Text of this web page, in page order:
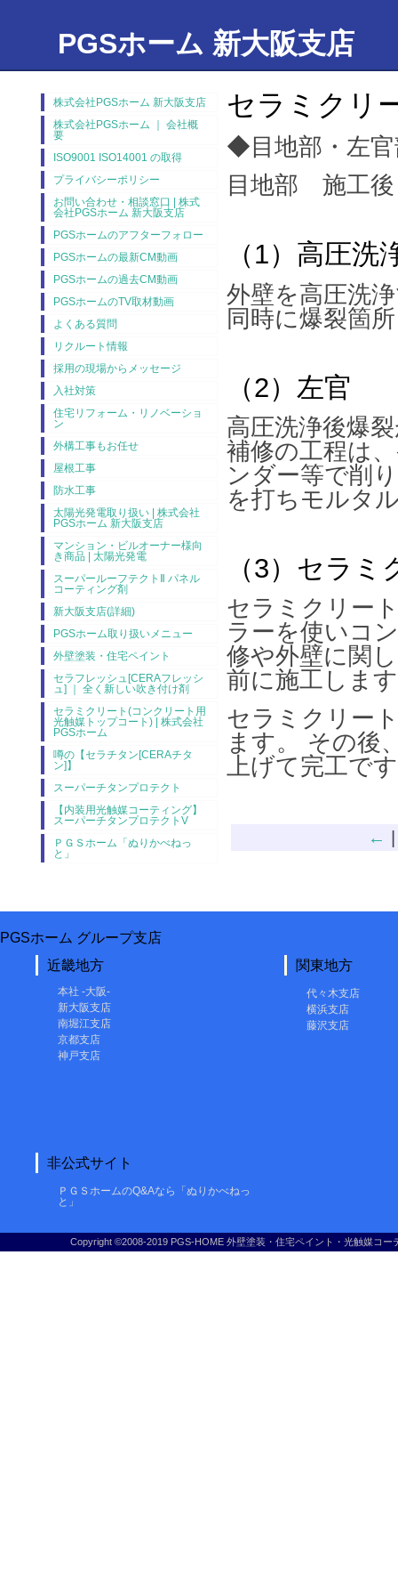
PGSホーム 新大阪支店
セラミクリ
◆目地部・左
目地部 施工後
（1）高圧洗
外壁を高圧洗
同時に爆裂箇
（2）左官
高圧洗浄後爆
補修の工程は
ンダー等で削
を打ちモルタ
（3）セラ
セラミクリー
ラーを使いコ
修や外壁に関
前に施工しま
セラミクリー
ます。 その後
上げて完工で
←
株式会社PGSホーム 新大阪支店
株式会社PGSホーム ｜ 会社概
要
ISO9001 ISO14001 の取得
プライバシーポリシー
お問い合わせ・相談窓口 | 株式
会社PGSホーム 新大阪支店
PGSホームのアフターフォロー
PGSホームの最新CM動画
PGSホームの過去CM動画
PGSホームのTV取材動画
よくある質問
リクルート情報
採用の現場からメッセージ
入社対策
住宅リフォーム・リノベーショ
ン
外構工事もお任せ
屋根工事
防水工事
太陽光発電取り扱い | 株式会社
PGSホーム 新大阪支店
マンション・ビルオーナー様向
き商品 | 太陽光発電
スーパールーフテクトⅡ パネル
コーティング剤
新大阪支店(詳細)
PGSホーム取り扱いメニュー
外壁塗装・住宅ペイント
セラフレッシュ[CERAフレッシ
ュ] ｜ 全く新しい吹き付け剤
セラミクリート(コンクリート用
光触媒トップコート) | 株式会社
PGSホーム
噂の【セラチタン[CERAチタ
ン]】
スーパーチタンプロテクト
【内装用光触媒コーティング】
スーパーチタンプロテクトV
ＰＧＳホーム「ぬりかべねっ
と」
PGSホーム グループ支店
近畿地方
本社 -大阪-
新大阪支店
南堀江支店
京都支店
神戸支店
関東地方
代々木支店
横浜支店
藤沢支店
非公式サイト
ＰＧＳホームのQ&Aなら「ぬりかべねっ
と」
Copyright ©2008-2019 PGS-HOME 外壁塗装・住宅ペイント・光触媒コ